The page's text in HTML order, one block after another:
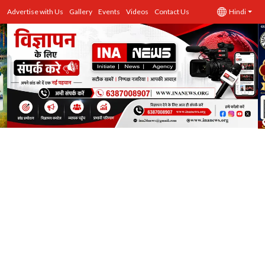
Advertise with Us Gallery Events Videos Contact Us Hindi
उत्तर प्रदेश
Advertise with Us
Events
राज्य